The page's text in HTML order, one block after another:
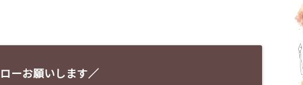
ーお願いします／